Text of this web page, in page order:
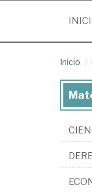
Inicio